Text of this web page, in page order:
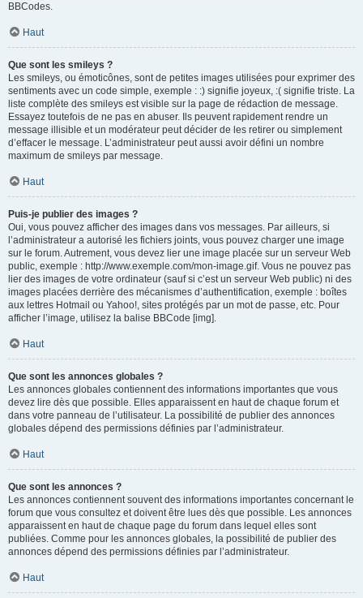
BBCodes.
Haut
Que sont les smileys ?
Les smileys, ou émoticônes, sont de petites images utilisées pour exprimer des
sentiments avec un code simple, exemple : :) signifie joyeux, :( signifie triste. La
liste complète des smileys est visible sur la page de rédaction de message.
Essayez toutefois de ne pas en abuser. Ils peuvent rapidement rendre un
message illisible et un modérateur peut décider de les retirer ou simplement
d’effacer le message. L’administrateur peut aussi avoir défini un nombre
maximum de smileys par message.
Haut
Puis-je publier des images ?
Oui, vous pouvez afficher des images dans vos messages. Par ailleurs, si
l’administrateur a autorisé les fichiers joints, vous pouvez charger une image
sur le forum. Autrement, vous devez lier une image placée sur un serveur Web
public, exemple : http://www.exemple.com/mon-image.gif. Vous ne pouvez pas
lier des images de votre ordinateur (sauf si c’est un serveur Web public) ni des
images placées derrière des mécanismes d’authentification, exemple : boîtes
aux lettres Hotmail ou Yahoo!, sites protégés par un mot de passe, etc. Pour
afficher l’image, utilisez la balise BBCode [img].
Haut
Que sont les annonces globales ?
Les annonces globales contiennent des informations importantes que vous
devez lire dès que possible. Elles apparaissent en haut de chaque forum et
dans votre panneau de l’utilisateur. La possibilité de publier des annonces
globales dépend des permissions définies par l’administrateur.
Haut
Que sont les annonces ?
Les annonces contiennent souvent des informations importantes concernant le
forum que vous consultez et doivent être lues dès que possible. Les annonces
apparaissent en haut de chaque page du forum dans lequel elles sont
publiées. Comme pour les annonces globales, la possibilité de publier des
annonces dépend des permissions définies par l’administrateur.
Haut